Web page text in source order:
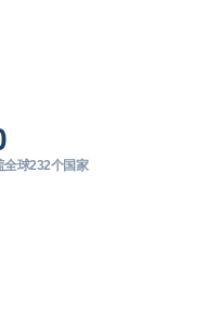
全球232个国家